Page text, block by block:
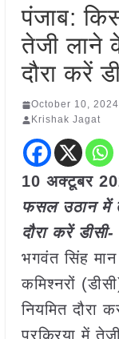
पंजाब:
तेजी लाने
दौरा करें
October 10, 2024
Krishak Jagat
10 अक्टूबर
फसल उठान में
दौरा करें
भगवंत सिंह
कमिश्नरों
नियमित दौरा
प्रक्रिया में